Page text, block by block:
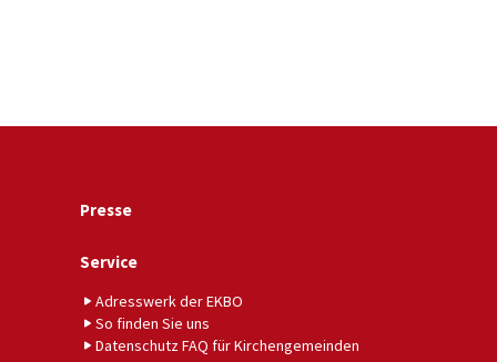
Presse
Service
Adresswerk der EKBO
So finden Sie uns
Datenschutz FAQ für Kirchengemeinden